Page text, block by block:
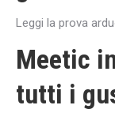
Leggi la prova
Meetic
tutti i